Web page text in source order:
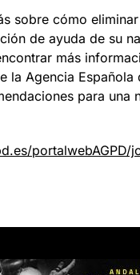
sobre cómo
de ayuda de su
más
la Agencia Española
para una
portalwebAGPD/